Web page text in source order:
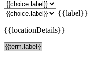
{{label}}
{{locationDetails}}